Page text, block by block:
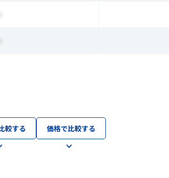
較する 価格で比較する